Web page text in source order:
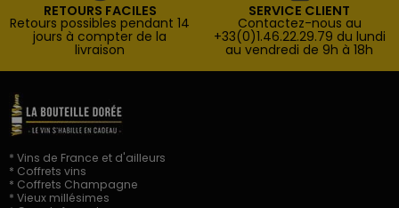
RETOURS FACILES
Retours possibles pendant 14
jours à compter de la
livraison
SERVICE CLIENT
Contactez-nous au
+33(0)1.46.22.29.79 du lundi
au vendredi de 9h à 18h
* Vins de France et d'ailleurs
* Coffrets vins
* Coffrets Champagne
* Vieux millésimes